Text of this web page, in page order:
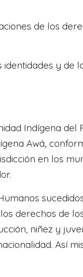
de los
y de
Indígena
Awá,
en los
derechos de
niñez y
Así